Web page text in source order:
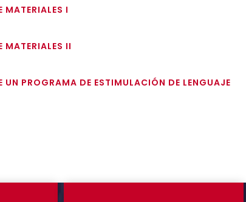
MATERIALES I
MATERIALES II
UN PROGRAMA DE ESTIMULACIÓN DE LENGUAJE